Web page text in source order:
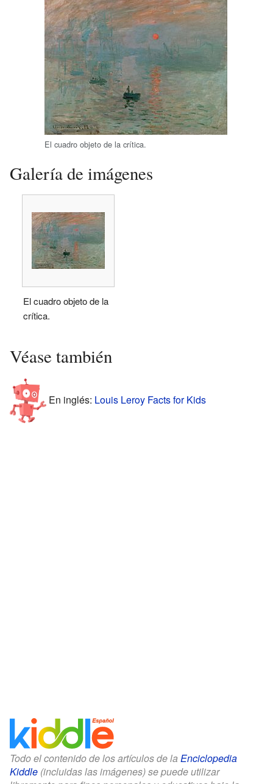
El cuadro objeto de la crítica.
Galería de imágenes
El cuadro objeto de la
crítica.
Véase también
En inglés: Louis Leroy Facts for Kids
Todo el contenido de los artículos de la Enciclopedia
Kiddle (incluidas las imágenes) se puede utilizar